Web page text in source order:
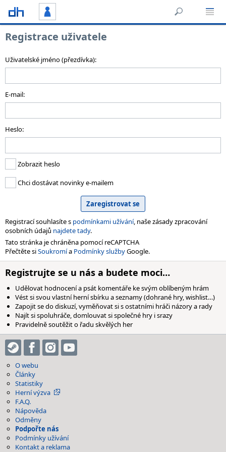
Registrace uživatele
Uživatelské jméno (přezdívka):
E-mail:
Heslo:
Zobrazit heslo
Chci dostávat novinky e-mailem
Registrací souhlasíte s podmínkami užívání, naše zásady zpracování
osobních údajů najdete tady.
Tato stránka je chráněna pomocí reCAPTCHA
Přečtěte siSoukromía Podmínky službyGoogle.
Registrujte se u nás a budete moci…
Udělovat hodnocení a psát komentáře ke svým oblíbeným hrám
Vést si svou vlastní herní sbírku a seznamy (dohrané hry, wishlist…)
Zapojit se do diskuzí, vyměňovat si s ostatními hráči názory a rady
Najít si spoluhráče, domlouvat si společné hry i srazy
Pravidelně soutěžit o řadu skvělých her
O webu
Články
Statistiky
Herní výzva
F.A.Q.
Nápověda
Odměny
Podpořte nás
Podmínky užívání
Kontakt a reklama